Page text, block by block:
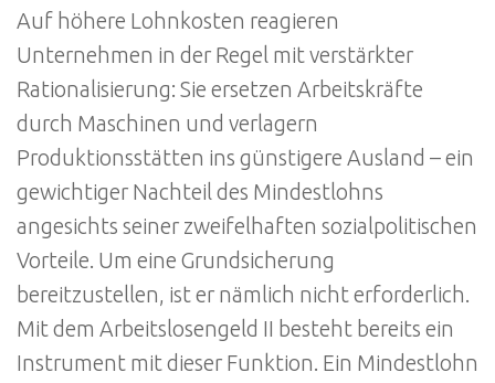
Auf höhere Lohnkosten reagieren
Unternehmen in der Regel mit verstärkter
Rationalisierung: Sie ersetzen Arbeitskräfte
durch Maschinen und verlagern
Produktionsstätten ins günstigere Ausland – ein
gewichtiger Nachteil des Mindestlohns
angesichts seiner zweifelhaften sozialpolitischen
Vorteile. Um eine Grundsicherung
bereitzustellen, ist er nämlich nicht erforderlich.
Mit dem Arbeitslosengeld II besteht bereits ein
Instrument mit dieser Funktion. Ein Mindestlohn